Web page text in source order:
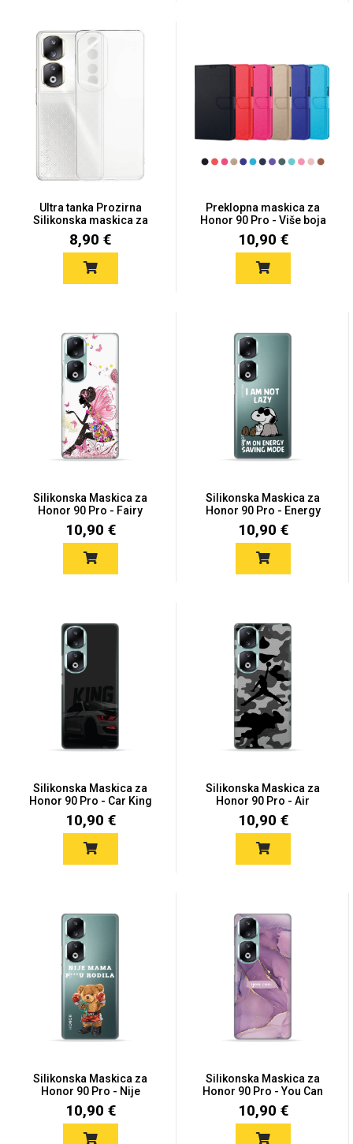
Ultra tanka Prozirna
Silikonska maskica za
Hon...
8,90 €
Preklopna maskica za
Honor 90 Pro - Više boja
10,90 €
Silikonska Maskica za
Honor 90 Pro - Fairy
10,90 €
Silikonska Maskica za
Honor 90 Pro - Energy
Sa...
10,90 €
Silikonska Maskica za
Honor 90 Pro - Car King
10,90 €
Silikonska Maskica za
Honor 90 Pro - Air
Camou...
10,90 €
Silikonska Maskica za
Honor 90 Pro - Nije
mama...
10,90 €
Silikonska Maskica za
Honor 90 Pro - You Can
10,90 €
Gym
Sleng Feel Good
Svemirska kolekcija Valentinovo
Love motivi I Need Some Space
Quotes Collection
Zodiac Halloween
Doodles Apstraktni motivi
Monogrami Dječji motivi
Univerzalne futrole i
Preklopne maskice